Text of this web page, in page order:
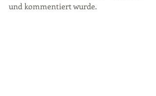
und kommentiert wurde.